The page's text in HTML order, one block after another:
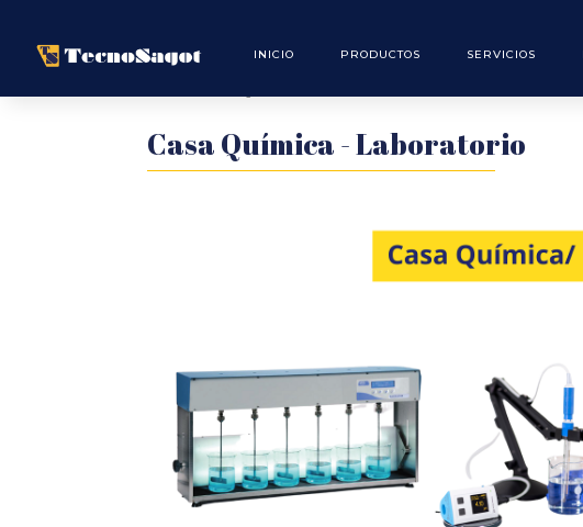
INICIO PRODUCTOS SERVICIOS
Casa Química – Laboratorio
Casa Química - Laboratorio